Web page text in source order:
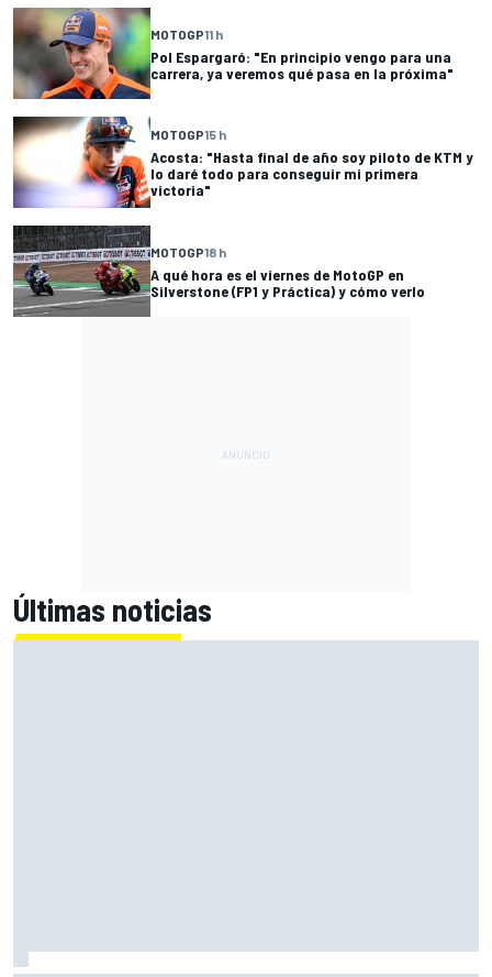
MOTOGP11 h
Pol Espargaró: "En principio vengo para una
carrera, ya veremos qué pasa en la próxima"
MOTOGP15 h
Acosta: "Hasta final de año soy piloto de KTM y
lo daré todo para conseguir mi primera
victoria"
MOTOGP18 h
A qué hora es el viernes de MotoGP en
Silverstone (FP1 y Práctica) y cómo verlo
Últimas noticias